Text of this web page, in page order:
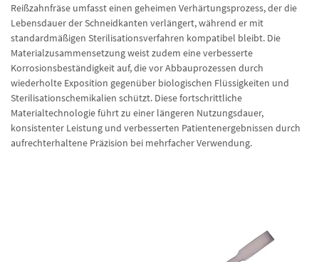
Reißzahnfräse umfasst einen geheimen Verhärtungsprozess, der die
Lebensdauer der Schneidkanten verlängert, während er mit
standardmäßigen Sterilisationsverfahren kompatibel bleibt. Die
Materialzusammensetzung weist zudem eine verbesserte
Korrosionsbeständigkeit auf, die vor Abbauprozessen durch
wiederholte Exposition gegenüber biologischen Flüssigkeiten und
Sterilisationschemikalien schützt. Diese fortschrittliche
Materialtechnologie führt zu einer längeren Nutzungsdauer,
konsistenter Leistung und verbesserten Patientenergebnissen durch
aufrechterhaltene Präzision bei mehrfacher Verwendung.